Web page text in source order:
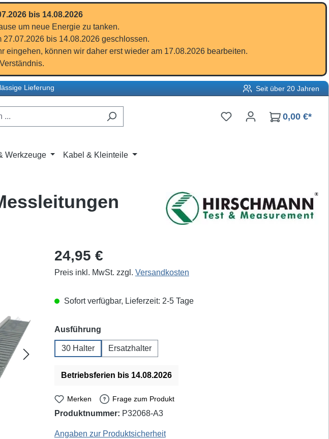
bis 14.08.2026
um neue Energie zu tanken.
bis 14.08.2026 geschlossen.
können wir daher erst wieder am 17.08.2026 bearbeiten.
Lieferung Seit über 20 Jahren
Du hast 0 Produkte auf
0,00 €*
Werkzeuge Kabel & Kleinteile
Regulärer Preis:
24,95 €
Preis inkl. MwSt. zzgl. Versandkosten
Sofort verfügbar, Lieferzeit: 2-5 Tage
Ausführungauswählen
30 Halter Ersatzhalter
Betriebsferien bis 14.08.2026
Merken Frage zum Produkt
Produktnummer: P32068-A3
Angaben zur Produktsicherheit